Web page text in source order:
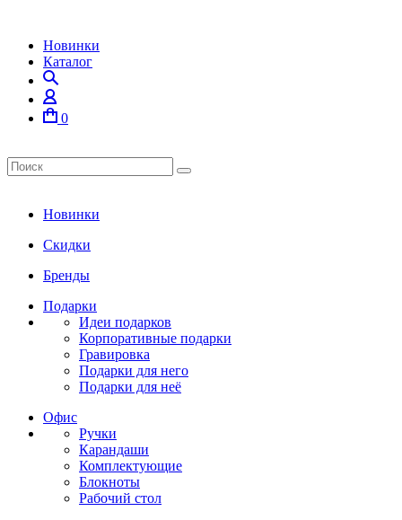
Новинки
Каталог
0
Новинки
Скидки
Бренды
Подарки
Идеи подарков
Корпоративные подарки
Гравировка
Подарки для него
Подарки для неё
Офис
Ручки
Карандаши
Комплектующие
Блокноты
Рабочий стол